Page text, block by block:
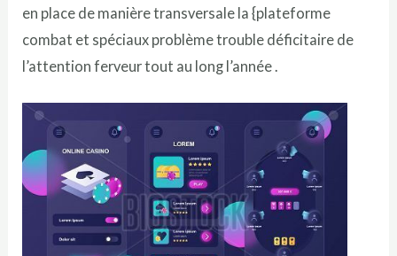
en place de manière transversale la {plateforme
combat et spéciaux problème trouble déficitaire de
l’attention ferveur tout au long l’année .